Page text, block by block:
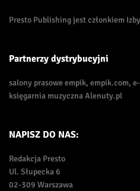
Presto Publishing jest członkiem
Partnerzy dystrybucyjni
salony prasowe empik, empik.com,
księgarnia muzyczna Alenuty.pl
NAPISZ DO NAS:
Redakcja Presto
Ul. Słupecka 6
02-309 Warszawa